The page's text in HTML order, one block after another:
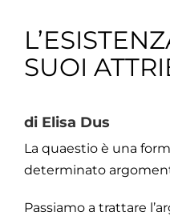
SUOI
di Elisa Dus
La quaestio è una
determinato
Passiamo a trattare